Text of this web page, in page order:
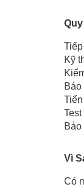
Kỹ
Vì
Có